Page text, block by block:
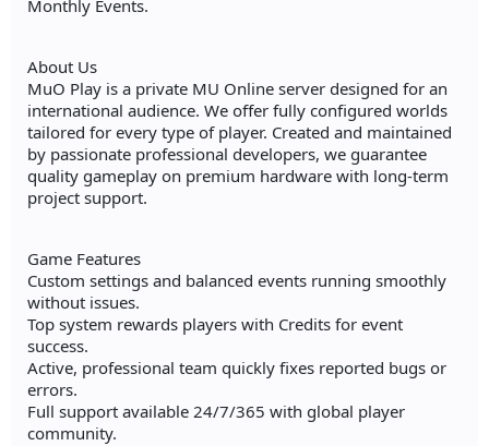
Monthly Events.
About Us
MuO Play is a private MU Online server designed for an
international audience. We offer fully configured worlds
tailored for every type of player. Created and maintained
by passionate professional developers, we guarantee
quality gameplay on premium hardware with long-term
project support.
Game Features
Custom settings and balanced events running smoothly
without issues.
Top system rewards players with Credits for event
success.
Active, professional team quickly fixes reported bugs or
errors.
Full support available 24/7/365 with global player
community.